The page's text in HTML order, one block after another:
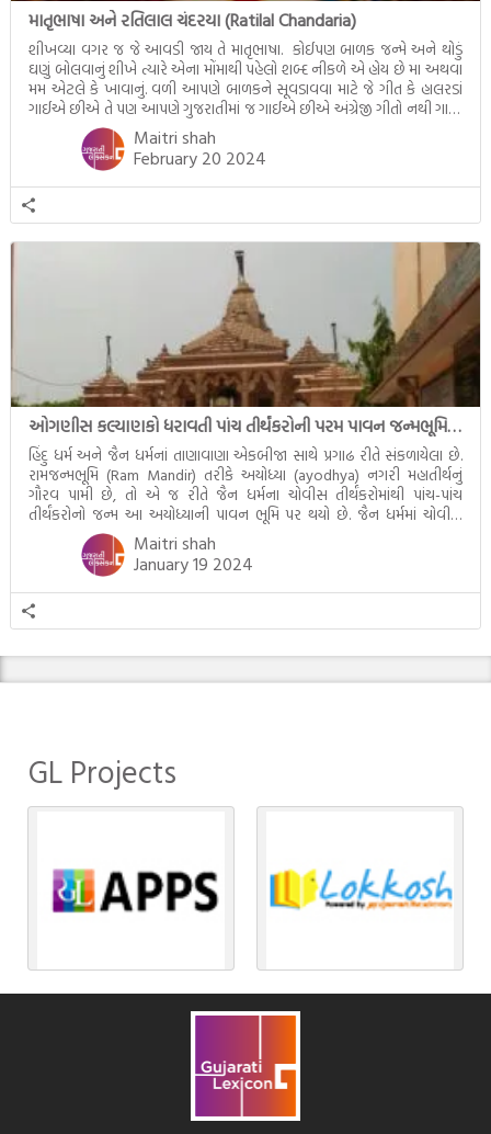
માતૃભાષા અને રતિલાલ ચંદરયા (Ratilal Chandaria)
શીખવ્યા વગર જ જે આવડી જાય તે માતૃભાષા. કોઈપણ બાળક જન્મે અને થોડું
ઘણું બોલવાનું શીખે ત્યારે એના મોંમાથી પહેલો શબ્દ નીકળે એ હોય છે મા અથવા
મમ એટલે કે ખાવાનું. વળી આપણે બાળકને સૂવડાવવા માટે જે ગીત કે હાલરડાં
ગાઈએ છીએ તે પણ આપણે ગુજરાતીમાં જ ગાઈએ છીએ અંગ્રેજી ગીતો નથી ગાતા.
આમ બાળકને […]
Maitri shah
February 20 2024
ઓગણીસ કલ્યાણકો ધરાવતી પાંચ તીર્થંકરોની પરમ પાવન જન્મભૂમિ – અયોધ્યા (Ayodhya)
હિંદુ ધર્મ અને જૈન ધર્મનાં તાણાવાણા એકબીજા સાથે પ્રગાઢ રીતે સંકળાયેલા છે.
રામજન્મભૂમિ (Ram Mandir) તરીકે અયોધ્યા (ayodhya) નગરી મહાતીર્થનું
ગૌરવ પામી છે, તો એ જ રીતે જૈન ધર્મના ચોવીસ તીર્થંકરોમાંથી પાંચ-પાંચ
તીર્થંકરોનો જન્મ આ અયોધ્યાની પાવન ભૂમિ પર થયો છે. જૈન ધર્મમાં ચોવીસ
તીર્થંકરોમાંથી પાંચ-પાંચ તીર્થંકરોનાં કલ્યાણકો અહીં આવ્યાં છે. દરેક તીર્થંકરના
જીવનની ચ્યવન(માતાના […]
Maitri shah
January 19 2024
GL Projects